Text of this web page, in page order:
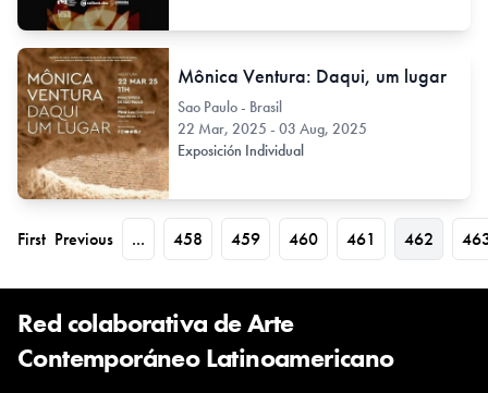
Mônica Ventura: Daqui, um lugar
Sao Paulo - Brasil
22 Mar, 2025 - 03 Aug, 2025
Exposición Individual
First Previous ... 458 459 460 461 462
Red colaborativa de Arte
Contemporáneo Latinoamericano